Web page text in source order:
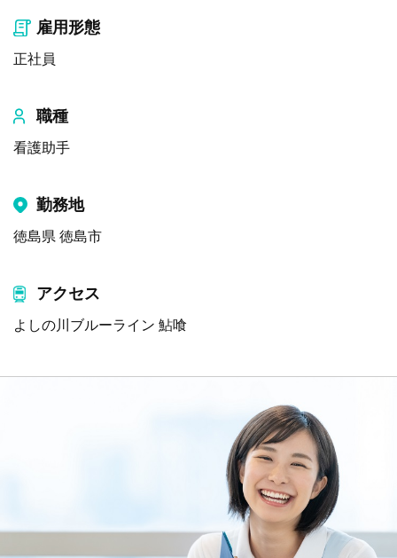
雇用形態
正社員
職種
看護助手
勤務地
徳島県 徳島市
アクセス
よしの川ブルーライン 鮎喰